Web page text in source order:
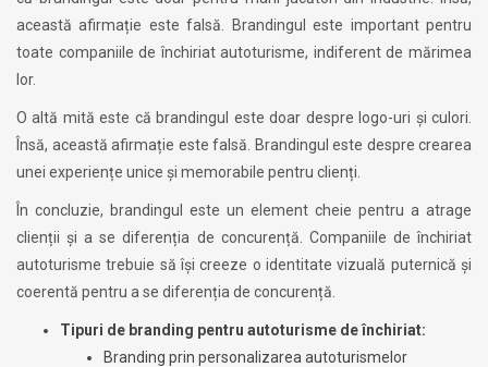
această afirmație este falsă. Brandingul este important pentru
toate companiile de închiriat autoturisme, indiferent de mărimea
lor.
O altă mită este că brandingul este doar despre logo-uri și culori.
Însă, această afirmație este falsă. Brandingul este despre crearea
unei experiențe unice și memorabile pentru clienți.
În concluzie, brandingul este un element cheie pentru a atrage
clienții și a se diferenția de concurență. Companiile de închiriat
autoturisme trebuie să își creeze o identitate vizuală puternică și
coerentă pentru a se diferenția de concurență.
Tipuri de branding pentru autoturisme de închiriat:
Branding prin personalizarea autoturismelor